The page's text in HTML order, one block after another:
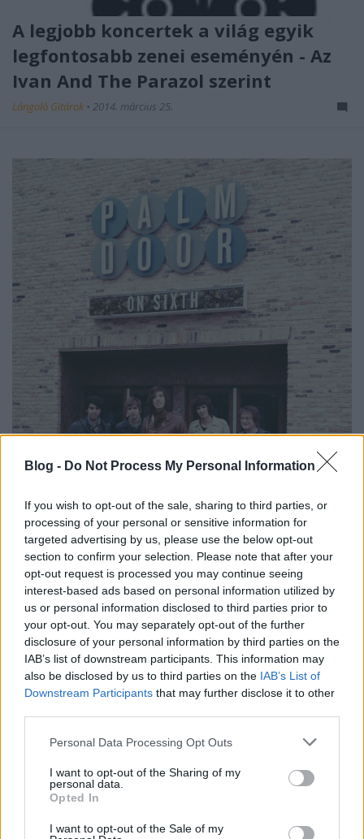
Blog - Do Not Process My Personal Information
If you wish to opt-out of the sale, sharing to third parties, or
processing of your personal or sensitive information for
targeted advertising by us, please use the below opt-out
section to confirm your selection. Please note that after your
opt-out request is processed you may continue seeing
interest-based ads based on personal information utilized by
us or personal information disclosed to third parties prior to
your opt-out. You may separately opt-out of the further
disclosure of your personal information by third parties on the
IAB’s list of downstream participants. This information may
also be disclosed by us to third parties on the IAB’s List of
Downstream Participants that may further disclose it to other
Please note that this website/app uses one or more Google
not limited to your visit or usage behaviour. You may click to
grant or deny consent to Google and its third-party tags to
use your data for below specified purposes in below Google
consent section.
Personal Data Processing Opt Outs
I want to opt-out of the Sharing of my
personal data.
Opted In
I want to opt-out of the Sale of my
A legjobb koncertek a világ egyik
legfontosabb zenei eseményén - Az
Ivan And The Parazol szerint
Lángoló Gitárok • 2014. március 25.
A South By Southwest (SXSW) az Egyesült Államok,
és talán a világ legfontosabb showcase eseménye,
ahol a többezres tömeg mellett egymáson ...
Boys in the Wood - Itt az első dal a
Black Lips következő nagylemezéről
Lángoló Gitárok 2013. december 18.